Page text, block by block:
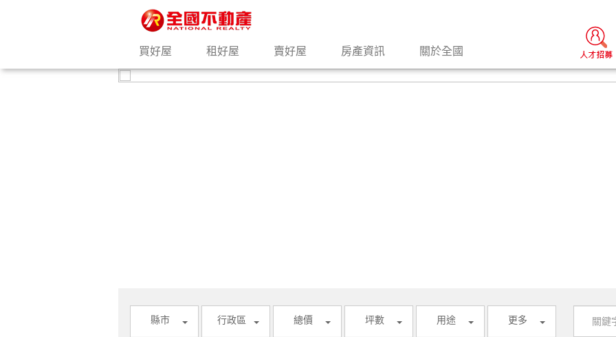
買好屋 租好屋 賣好屋 房產資訊 關於全國
縣市 行政區 總價 坪數 用途 更多